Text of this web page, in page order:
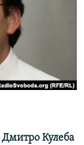
Дмитро Кулеба